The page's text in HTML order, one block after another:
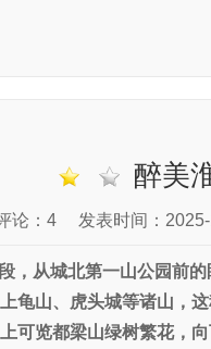
醉美
论：4 发表时间：
，从城北第一山公园前
龟山、虎头城等诸山，
可览都梁山绿树繁花，